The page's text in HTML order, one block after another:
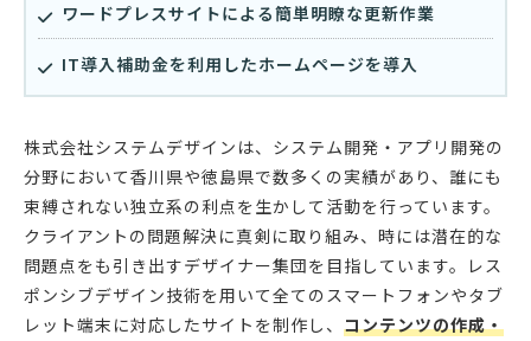
ワードプレスサイトによる簡単明瞭な更新作業
IT導入補助金を利用したホームページを導入
株式会社システムデザインは、システム開発・アプリ開発の
分野において香川県や徳島県で数多くの実績があり、誰にも
束縛されない独立系の利点を生かして活動を行っています。
クライアントの問題解決に真剣に取り組み、時には潜在的な
問題点をも引き出すデザイナー集団を目指しています。レス
ポンシブデザイン技術を用いて全てのスマートフォンやタブ
レット端末に対応したサイトを制作し、 コンテンツの作成・